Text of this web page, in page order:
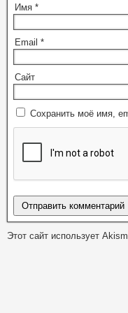
Имя *
Email *
Сайт
Сохранить моё имя,
Этот сайт использует